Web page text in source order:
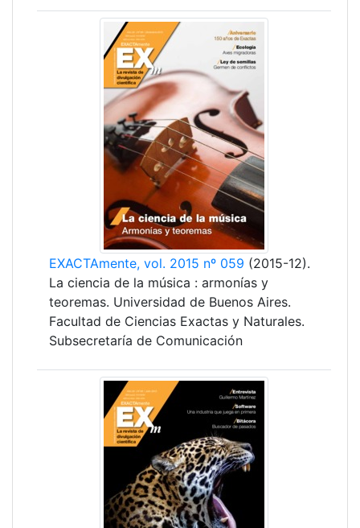
EXACTAmente, vol. 2015 nº 059 (2015-12).
La ciencia de la música : armonías y
teoremas. Universidad de Buenos Aires.
Facultad de Ciencias Exactas y Naturales.
Subsecretaría de Comunicación